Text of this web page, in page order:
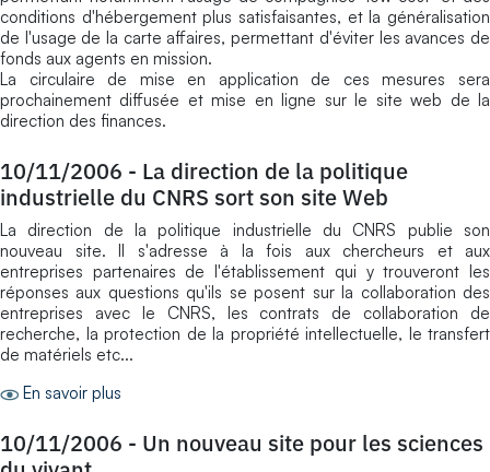
conditions d'hébergement plus satisfaisantes, et la généralisation
de l'usage de la carte affaires, permettant d'éviter les avances de
fonds aux agents en mission.
La circulaire de mise en application de ces mesures sera
prochainement diffusée et mise en ligne sur le site web de la
direction des finances.
10/11/2006 - La direction de la politique
industrielle du CNRS sort son site Web
La direction de la politique industrielle du CNRS publie son
nouveau site. Il s'adresse à la fois aux chercheurs et aux
entreprises partenaires de l'établissement qui y trouveront les
réponses aux questions qu'ils se posent sur la collaboration des
entreprises avec le CNRS, les contrats de collaboration de
recherche, la protection de la propriété intellectuelle, le transfert
de matériels etc...
En savoir plus
10/11/2006 - Un nouveau site pour les sciences